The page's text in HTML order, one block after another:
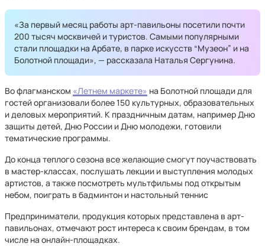
«За первый месяц работы арт-павильоны посетили почти
200 тысяч москвичей и туристов. Самыми популярными
стали площадки на Арбате, в парке искусств “Музеон” и на
Болотной площади», — рассказала Наталья Сергунина.
Во флагманском «Летнем маркете» на Болотной площади для
гостей организовали более 150 культурных, образовательных
и деловых мероприятий. К праздничным датам, например Дню
защиты детей, Дню России и Дню молодежи, готовили
тематические программы.
До конца теплого сезона все желающие смогут поучаствовать
в мастер-классах, послушать лекции и выступления молодых
артистов, а также посмотреть мультфильмы под открытым
небом, поиграть в бадминтон и настольный теннис
Предприниматели, продукция которых представлена в арт-
павильонах, отмечают рост интереса к своим брендам, в том
числе на онлайн-площадках.